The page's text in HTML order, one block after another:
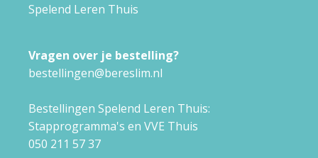
Spelend Leren Thuis
Vragen over je bestelling?
bestellingen@bereslim.nl
Bestellingen Spelend Leren Thuis:
Stapprogramma's en VVE Thuis
050 211 57 37